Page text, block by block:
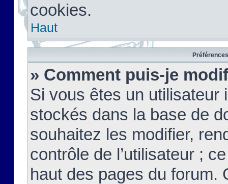
cookies.
Haut
» Comment puis-je
Si vous êtes un
stockés dans la base de
souhaitez les modifier,
contrôle de l’utilisateur ;
haut des pages du forum.